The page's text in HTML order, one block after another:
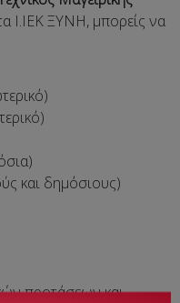
Ι.ΙΕΚ ΞΥΝΗ, μπορείς να
και δημόσιους)
προτάσεων και